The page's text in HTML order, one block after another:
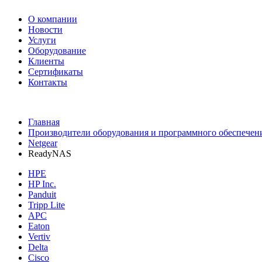
О компании
Новости
Услуги
Оборудование
Клиенты
Сертификаты
Контакты
Главная
Производители оборудования и программного
Netgear
ReadyNAS
HPE
HP Inc.
Panduit
Tripp Lite
APC
Eaton
Vertiv
Delta
Cisco